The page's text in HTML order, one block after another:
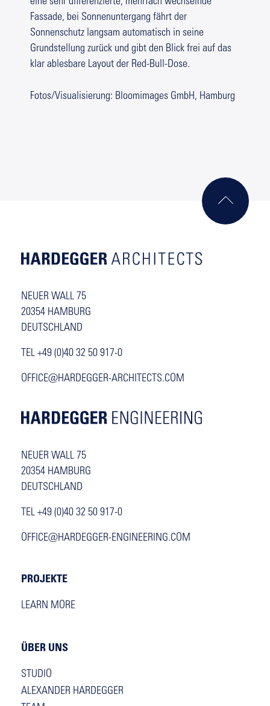
Fassade, bei Sonnenuntergang fährt der
Sonnenschutz langsam automatisch in seine
Grundstellung zurück und gibt den Blick frei auf das
klar ablesbare Layout der Red-Bull-Dose.
Fotos/Visualisierung: Bloomimages GmbH, Hamburg
NEUER WALL 75
20354 HAMBURG
DEUTSCHLAND
TEL +49 (0)40 32 50 917-0
OFFICE@HARDEGGER-ARCHITECTS.COM
NEUER WALL 75
20354 HAMBURG
DEUTSCHLAND
TEL +49 (0)40 32 50 917-0
OFFICE@HARDEGGER-ENGINEERING.COM
PROJEKTE
LEARN MORE
ÜBER UNS
STUDIO
ALEXANDER HARDEGGER